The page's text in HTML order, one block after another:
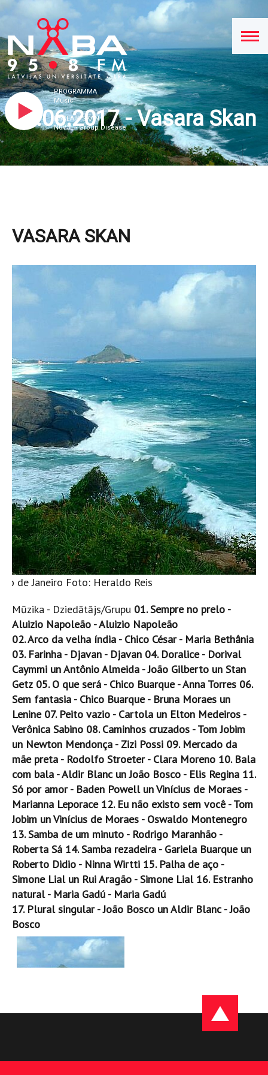
PROGRAMMA
Music
PAŠLAIK SKAN
N0V3L - Group Disease
20.06.2017 - Vasara Skan
VASARA SKAN
de Janeiro Foto: Heraldo Reis
Mūzika - Dziedātājs/Grupu 01. Sempre no prelo -
Aluizio Napoleão - Aluizio Napoleão
02. Arco da velha índia - Chico César - Maria Bethânia
03. Farinha - Djavan - Djavan 04. Doralice - Dorival
Caymmi un Antônio Almeida - João Gilberto un Stan
Getz 05. O que será - Chico Buarque - Anna Torres 06.
Sem fantasia - Chico Buarque - Bruna Moraes un
Lenine 07. Peito vazio - Cartola un Elton Medeiros -
Verônica Sabino 08. Caminhos cruzados - Tom Jobim
un Newton Mendonça - Zizi Possi 09. Mercado da
mãe preta - Rodolfo Stroeter - Clara Moreno 10. Bala
com bala - Aldir Blanc un João Bosco - Elis Regina 11.
Só por amor - Baden Powell un Vinícius de Moraes -
Marianna Leporace 12. Eu não existo sem você - Tom
Jobim un Vinícius de Moraes - Oswaldo Montenegro
13. Samba de um minuto - Rodrigo Maranhão -
Roberta Sá 14. Samba rezadeira - Gariela Buarque un
Roberto Didio - Ninna Wirtti 15. Palha de aço -
Simone Lial un Rui Aragão - Simone Lial 16. Estranho
natural - Maria Gadú - Maria Gadú
17. Plural singular - João Bosco un Aldir Blanc - João
Bosco